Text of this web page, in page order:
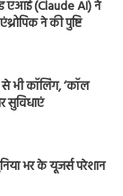
एआई (Claude AI) ने
ने की पुष्टि
भी कॉलिंग, ‘कॉल
सुविधाएं
भर के यूजर्स परेशान